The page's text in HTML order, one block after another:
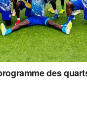
des